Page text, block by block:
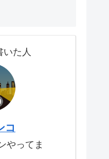
いた人
コ
やってま